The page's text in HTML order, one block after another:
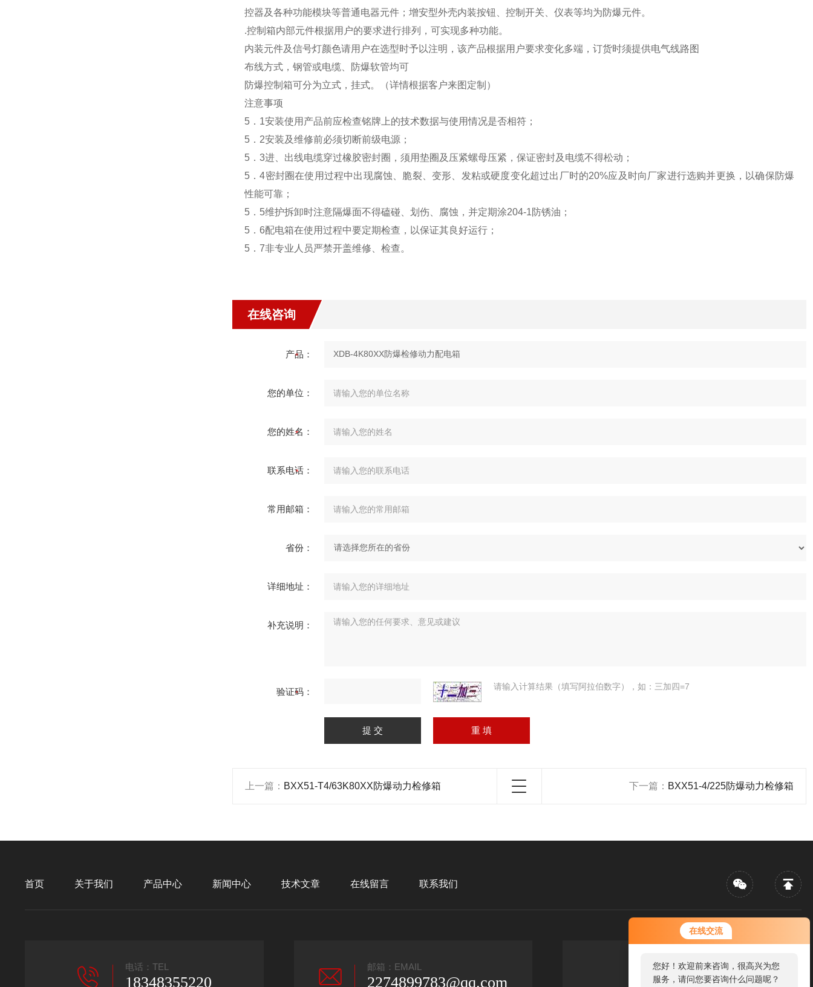
在线交流
您好！欢迎前来咨询，很高兴为您
服务，请问您要咨询什么问题呢？
控器及各种功能模块等普通电器元件；增安型外壳内装按钮、控制开关、仪表等均为防爆元件。
.控制箱内部元件根据用户的要求进行排列，可实现多种功能。
内装元件及信号灯颜色请用户在选型时予以注明，该产品根据用户要求变化多端，订货时须提供电气线路图
布线方式，钢管或电缆、防爆软管均可
防爆控制箱可分为立式，挂式。（详情根据客户来图定制）
注意事项
5．1安装使用产品前应检查铭牌上的技术数据与使用情况是否相符；
5．2安装及维修前必须切断前级电源；
5．3进、出线电缆穿过橡胶密封圈，须用垫圈及压紧螺母压紧，保证密封及电缆不得松动；
5．4密封圈在使用过程中出现腐蚀、脆裂、变形、发粘或硬度变化超过出厂时的20%应及时向厂家进行选购并更换，以确保防爆
性能可靠；
5．5维护拆卸时注意隔爆面不得磕碰、划伤、腐蚀，并定期涂204-1防锈油；
5．6配电箱在使用过程中要定期检查，以保证其良好运行；
5．7非专业人员严禁开盖维修、检查。
在线咨询
产品：
您的单位：
您的姓名：
联系电话：
常用邮箱：
省份：
详细地址：
补充说明：
验证码： 请输入计算结果（填写阿拉伯数字），如：三加四=7
上一篇： BXX51-T4/63K80XX防爆动力检修箱 下一篇： BXX51-4/225防爆动力检修箱
首页 关于我们 产品中心 新闻中心 技术文章 在线留言 联系我们
电话：TEL
18348355220
邮箱：EMAIL
2274899783@qq.com
传真：FAX